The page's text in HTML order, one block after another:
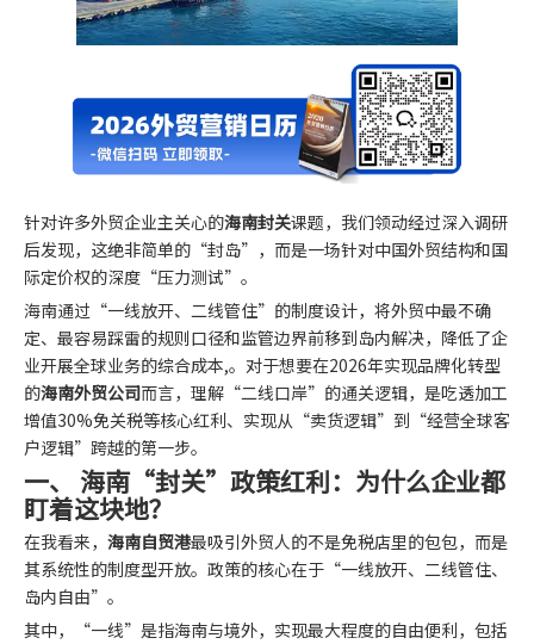
针对许多外贸企业主关心的海南封关课题，我们领动经过深入调研
后发现，这绝非简单的“封岛”，而是一场针对中国外贸结构和国
际定价权的深度“压力测试”。
海南通过“一线放开、二线管住”的制度设计，将外贸中最不确
定、最容易踩雷的规则口径和监管边界前移到岛内解决，降低了企
业开展全球业务的综合成本,。对于想要在2026年实现品牌化转型
的海南外贸公司而言，理解“二线口岸”的通关逻辑，是吃透加工
增值30%免关税等核心红利、实现从“卖货逻辑”到“经营全球客
户逻辑”跨越的第一步。
一、 海南“封关”政策红利：为什么企业都
盯着这块地？
在我看来， 海南自贸港最吸引外贸人的不是免税店里的包包，而是
其系统性的制度型开放。政策的核心在于“一线放开、二线管住、
岛内自由”。
其中，“一线”是指海南与境外，实现最大程度的自由便利，包括